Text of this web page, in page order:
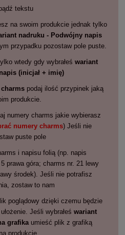
tekstu
na swoim produkcie jednak tylko
nadruku - Podwójny napis
przypadku pozostaw pole puste.
wtedy gdy wybrałeś wariant
(inicjał + imię)
podaj ilość przypinek jaką
produkcie.
numery charms jakie wybierasz
numery charms) Jeśli nie
puste pole
i napisu folią (np. napis
prawa góra; charms nr. 21 lewy
środek). Jeśli nie potrafisz
zostaw to nam
poglądowy dzięki czemu będzie
Jeśli wybrałeś wariant
grafika umieść plik z grafiką
produkcie